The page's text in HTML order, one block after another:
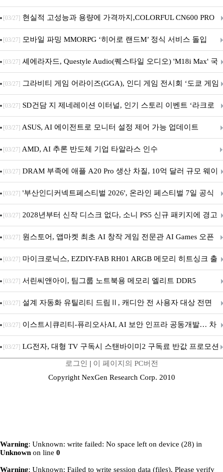
브랜드데이 기획전 진행
[03/27] 현실적 고성능과 용량에 가격까지,COLORFUL CN600 PRO
M.2 NVMe 디앤디컴 1TB
[03/27] 모바일 파밍 MMORPG ‘히어로 랜드M’ 정식 서비스 돌입
[03/27] 셰에라자드, Questyle Audio(퀘스타일 오디오) 'M18i Max' 국
내 정식 출시
[03/27] 그라비티 게임 어라이즈(GGA), 인디 게임 전시회 ‘도쿄 게임
던전 13’ 참가!
[03/27] SD건담 지 제네레이션 이터널, 인기 스토리 이벤트 ‘라크로
아의 용사’ 재개최 및 풍성한 기념 이벤트 실시!
[03/27] ASUS, AI 에이전트로 모니터 설정 제어 가능 업데이트
[03/27] AMD, AI 추론 반도체 기업 타알라스 인수
[03/27] DRAM 부족에 애플 A20 Pro 생산 차질, 10억 달러 규모 웨이
퍼 대기
[03/27] '부산인디커넥트페스티벌 2026', 온라인 페스티벌 7일 공식
개막... 22일간 진행
[03/27] 2028년부터 신작 디스크 없다, 소니 PS5 신규 패키지에 경고
문 추가
[03/27] 원스토어, 앱마켓 최초 AI 창작 게임 전문관 AI Games 오픈
[03/27] 마이크로닉스, EZDIY-FAB RH01 ARGB 메모리 히트싱크 출
시
[03/27] 서린씨앤아이, 팀그룹 노트북용 메모리 엘리트 DDR5
5600MHz 16GB 출시
[03/27] 설계 자동화 유틸리티 드림Ⅱ, 캐디안 전 사용자 대상 전면
무상 배포
[03/27] 이스트시큐리티-퓨리오사AI, AI 보안 인프라 공동개발… 차
세대 AI 보안 플랫폼 구축
[03/27] LG전자, 대형 TV 구독시 스탠바이미2 구독료 반값 프로모션
로그인 | 이 페이지의 PC버전
Copyright NexGen Research Corp. 2010
Warning: Unknown: write failed: No space left on device (28) in
Unknown on line 0
Warning: Unknown: Failed to write session data (files). Please verify